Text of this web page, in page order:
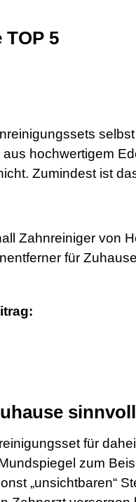
5
hochwertigem
Zumindest ist
Zahnreiniger von
für
für
zum
„unsichtbaren“